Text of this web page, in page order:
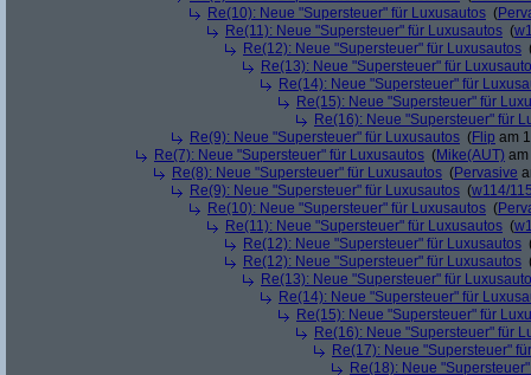
Re(10): Neue "Supersteuer" für Luxusautos (
Re(11): Neue "Supersteuer" für Luxusautos (
Re(12): Neue "Supersteuer" für Luxusautos
Re(13): Neue "Supersteuer" für
Re(14): Neue "Supersteuer" für
Re(15): Neue "Supersteuer" für
Re(16): Neue "Supersteuer" für
Re(9): Neue "Supersteuer" für Luxusautos (Flip am
Re(7): Neue "Supersteuer" für Luxusautos (Mike(AUT)
Re(8): Neue "Supersteuer" für Luxusautos (Pervasive
Re(9): Neue "Supersteuer" für Luxusautos (w114/
Re(10): Neue "Supersteuer" für Luxusautos (
Re(11): Neue "Supersteuer" für Luxusautos (
Re(12): Neue "Supersteuer" für Luxusautos
Re(12): Neue "Supersteuer" für Luxusautos
Re(13): Neue "Supersteuer" für
Re(14): Neue "Supersteuer" für
Re(15): Neue "Supersteuer" für
Re(16): Neue "Supersteuer" für
Re(17): Neue "Supersteuer"
Re(18): Neue